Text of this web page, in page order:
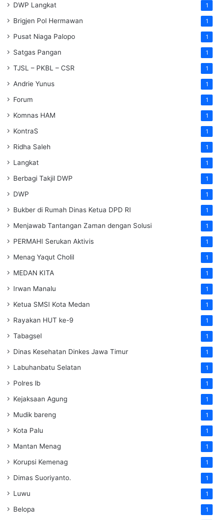
DWP Langkat 1
Brigjen Pol Hermawan 1
Pusat Niaga Palopo 1
Satgas Pangan 1
TJSL – PKBL – CSR 1
Andrie Yunus 1
Forum 1
Komnas HAM 1
KontraS 1
Ridha Saleh 1
Langkat 1
Berbagi Takjil DWP 1
DWP 1
Bukber di Rumah Dinas Ketua DPD RI 1
Menjawab Tantangan Zaman dengan Solusi 1
PERMAHI Serukan Aktivis 1
Menag Yaqut Cholil 1
MEDAN KITA 1
Irwan Manalu 1
Ketua SMSI Kota Medan 1
Rayakan HUT ke-9 1
Tabagsel 1
Dinas Kesehatan Dinkes Jawa Timur 1
Labuhanbatu Selatan 1
Polres lb 1
Kejaksaan Agung 1
Mudik bareng 1
Kota Palu 1
Mantan Menag 1
Korupsi Kemenag 1
Dimas Suoriyanto. 1
Luwu 1
Belopa 1